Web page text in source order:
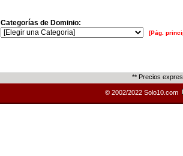
Categorías de Dominio:
[Pág.
** Precios
© 2002/2022 Solo10.com